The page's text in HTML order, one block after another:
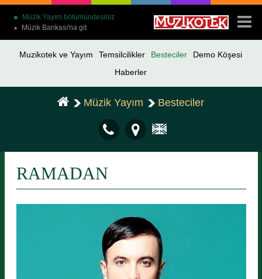
Müzik Yayım bölümündesiniz
➤ Müzik Bankası'na git
Muzikotek ve Yayım Temsilcilikler Besteciler
Demo Köşesi
Haberler
Müzik Yayım Besteciler
RAMADAN